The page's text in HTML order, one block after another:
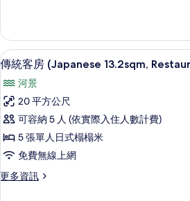
河
景
(Japanese
Style,East
Building,2F
or
5F)
的
所
客
房,
私
人
浴
室,
河
景
(Japanese
Style,East
Building,2F
or
顯
示
傳
統
客
房
(Japanese
13.2sqm,
傳統客
4
傳統客房 (Japanese 13.2sqm,
河景
20 平方公尺
可容納 5 人 (依實際入住人數計費)
5 張單人日式榻榻米
免費無線上網
更多資訊
更